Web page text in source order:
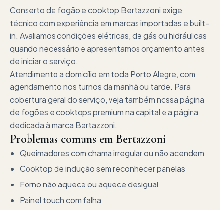
Conserto de fogão e cooktop Bertazzoni exige
técnico com experiência em marcas importadas e built-
in. Avaliamos condições elétricas, de gás ou hidráulicas
quando necessário e apresentamos orçamento antes
de iniciar o serviço.
Atendimento a domicílio em toda Porto Alegre, com
agendamento nos turnos da manhã ou tarde. Para
cobertura geral do serviço, veja também nossa página
de fogões e cooktops premium na capital e a página
dedicada à marca Bertazzoni.
Problemas comuns em Bertazzoni
Queimadores com chama irregular ou não acendem
Cooktop de indução sem reconhecer panelas
Forno não aquece ou aquece desigual
Painel touch com falha